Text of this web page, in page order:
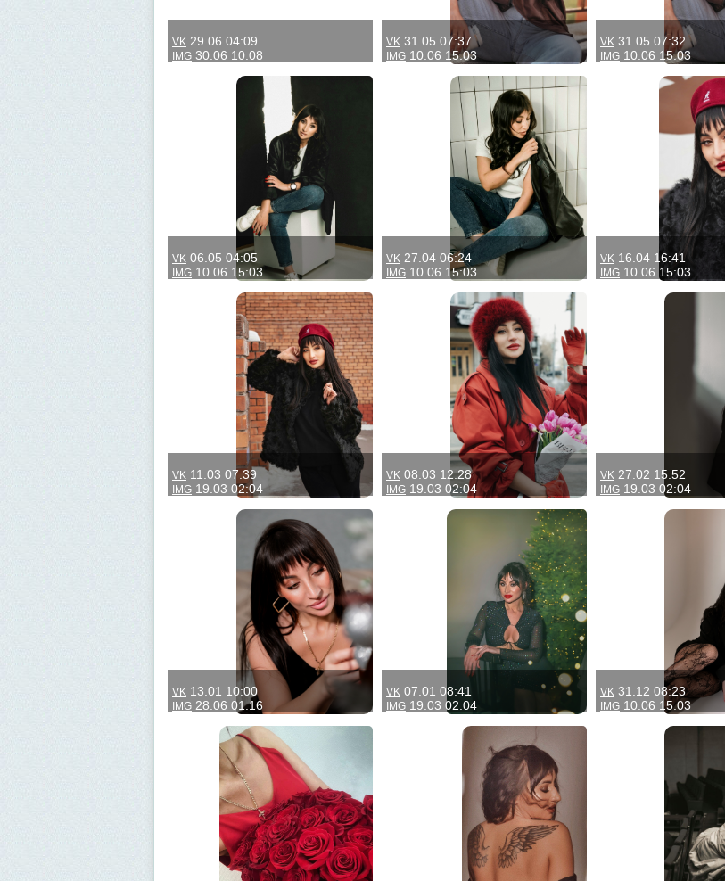
VK 29.06 04:09
IMG 30.06 10:08
VK 31.05 07:37
IMG 10.06 15:03
VK 31.05 07:32
IMG 10.06 15:03
VK 06.05 04:05
IMG 10.06 15:03
VK 27.04 06:24
IMG 10.06 15:03
VK 16.04 16:41
IMG 10.06 15:03
VK 11.03 07:39
IMG 19.03 02:04
VK 08.03 12:28
IMG 19.03 02:04
VK 27.02 15:52
IMG 19.03 02:04
VK 13.01 10:00
IMG 28.06 01:16
VK 07.01 08:41
IMG 19.03 02:04
VK 31.12 08:23
IMG 10.06 15:03